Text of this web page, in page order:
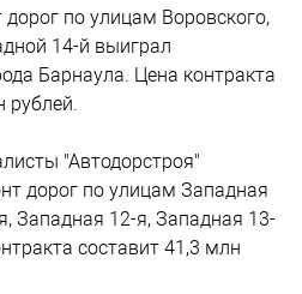
по улицам Воровского,
14-й выиграл
Барнаула. Цена контракта
рублей.
"Автодорстроя"
дорог по улицам Западная
Западная 12-я, Западная 13-
составит 41,3 млн